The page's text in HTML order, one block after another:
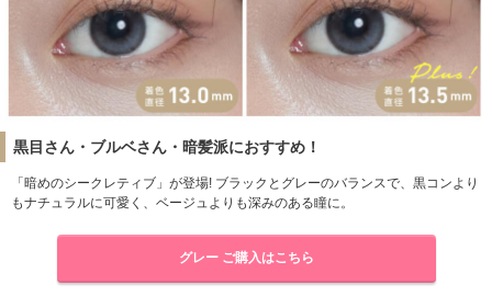
黒目さん・ブルベさん・暗髪派におすすめ！
「暗めのシークレティブ」が登場! ブラックとグレーのバランスで、黒コンより
もナチュラルに可愛く、ベージュよりも深みのある瞳に。
グレー ご購入はこちら